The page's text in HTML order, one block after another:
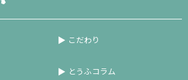
こだわり
とうふコラム